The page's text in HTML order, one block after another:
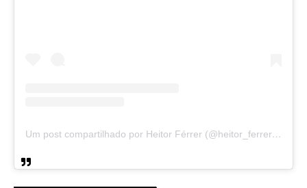
Um post compartilhado por Heitor Férrer (@heitor_ferrer77)